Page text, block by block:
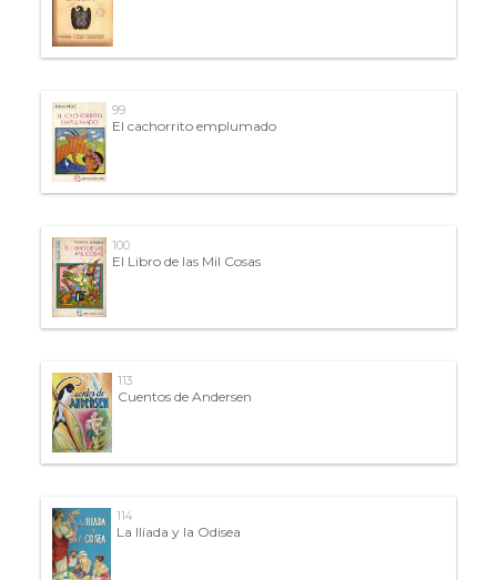
99
El cachorrito emplumado
100
El Libro de las Mil Cosas
113
Cuentos de Andersen
114
La Ilíada y la Odisea